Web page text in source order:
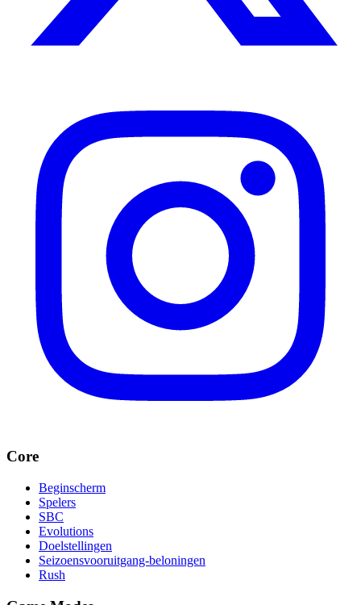
Core
Beginscherm
Spelers
SBC
Evolutions
Doelstellingen
Seizoensvooruitgang-beloningen
Rush